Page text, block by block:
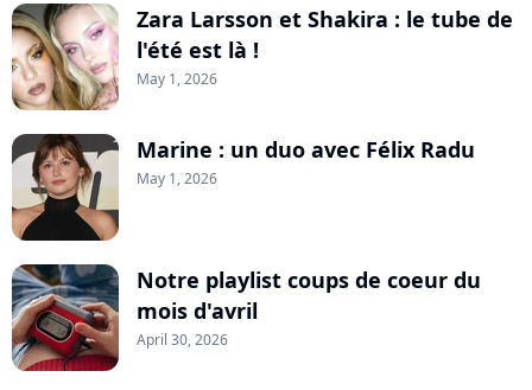
Zara Larsson et Shakira : le tube de
l'été est là !
May 1, 2026
Marine : un duo avec Félix Radu
May 1, 2026
Notre playlist coups de coeur du
mois d'avril
April 30, 2026